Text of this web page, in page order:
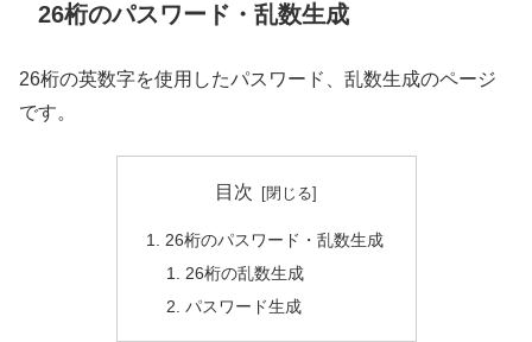
26桁のパスワード・乱数生成
26桁の英数字を使用したパスワード、乱数生成のページ
です。
目次
26桁のパスワード・乱数生成
26桁の乱数生成
パスワード生成